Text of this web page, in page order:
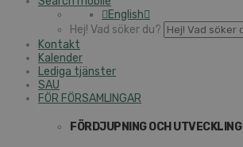
English
Hej! Vad söker du?
Kontakt
Kalender
Lediga tjänster
SAU
FÖR FÖRSAMLINGAR
FÖRDJUPNING OCH UTVECKLING